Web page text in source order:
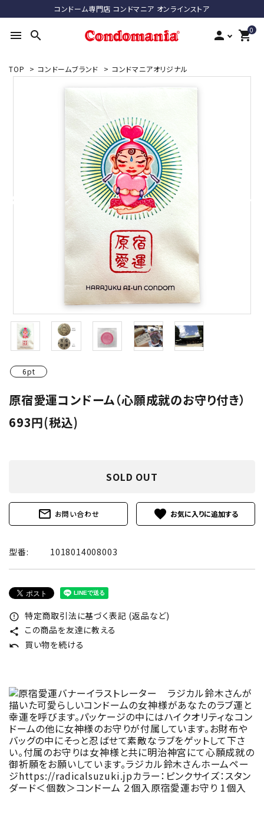
コンドーム専門店 コンドマニア オンラインストア
menu search person 0
shopping_cart
search
ACCOUNT MENU
ようこそ ゲスト 様
person 新規会員登録
最近チェックした商品
潤滑剤・ローション
アパレル
セルフプレジャー
コスメ
店舗案内
TOP > コンドームブランド > コンドマニアオリジナル
6pt
原宿愛運コンドーム（心願成就のお守り付き）
693円(税込)
SOLD OUT
mail_outline お問い合わせ favorite
型番: 1018014008003
error_outline 特定商取引法に基づく表記 (返品など)
share この商品を友達に教える
undo 買い物を続ける
イラストレーター ラジカル鈴木さんが
描いた可愛らしいコンドームの女神様があなたのラブ運と
幸運を呼びます。パッケージの中にはハイクオリティなコン
ドームの他に女神様のお守りが付属しています。お財布や
バッグの中にそっと忍ばせて素敵なラブをゲットして下さ
い。付属のお守りは女神様と共に明治神宮にて心願成就の
御祈願をお願いしています。ラジカル鈴木さんホームペー
ジhttps://radicalsuzuki.jpカラー：ピンクサイズ：スタン
ダード＜個数＞コンドーム ２個入原宿愛運お守り 1個入